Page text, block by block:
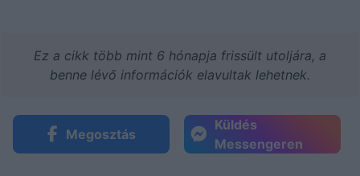
Ez a cikk több mint 6 hónapja frissült utoljára, a
benne lévő információk elavultak lehetnek.
Megosztás
Küldés
Messengeren